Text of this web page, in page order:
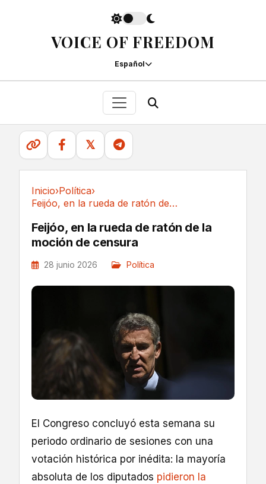
VOICE OF FREEDOM
Español
𝕏
Inicio›Política›
Feijóo, en la rueda de ratón de la moción de censura
Feijóo, en la rueda de ratón de la
moción de censura
28 junio 2026 Política
El Congreso concluyó esta semana su
periodo ordinario de sesiones con una
votación histórica por inédita: la mayoría
absoluta de los diputados pidieron la